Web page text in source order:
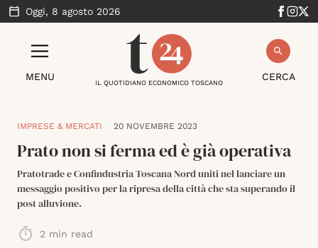
Oggi, 8 agosto 2026
MENU CERCA
IL QUOTIDIANO ECONOMICO TOSCANO
IMPRESE & MERCATI 20 NOVEMBRE 2023
Prato non si ferma ed è già operativa
Pratotrade e Confindustria Toscana Nord uniti nel lanciare un
messaggio positivo per la ripresa della città che sta superando il
post alluvione.
2 min read